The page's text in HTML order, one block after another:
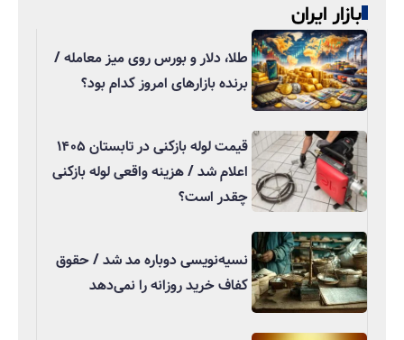
بازار ایران
طلا، دلار و بورس روی میز معامله /
برنده بازارهای امروز کدام بود؟
قیمت لوله بازکنی در تابستان ۱۴۰۵
اعلام شد / هزینه واقعی لوله بازکنی
چقدر است؟
نسیه‌نویسی دوباره مد شد / حقوق
کفاف خرید روزانه را نمی‌دهد